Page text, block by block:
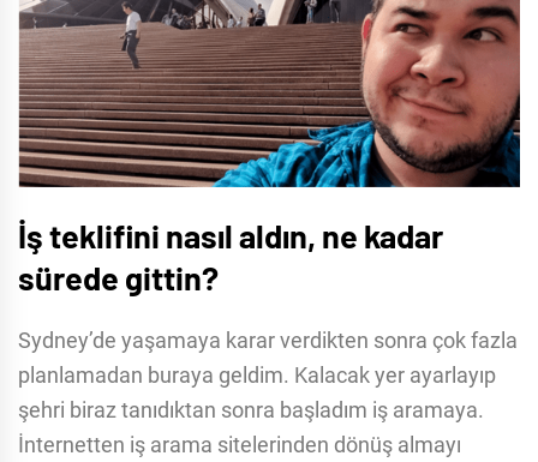
İş teklifini nasıl aldın, ne kadar
sürede gittin?
Sydney’de yaşamaya karar verdikten sonra çok fazla
planlamadan buraya geldim. Kalacak yer ayarlayıp
şehri biraz tanıdıktan sonra başladım iş aramaya.
İnternetten iş arama sitelerinden dönüş almayı